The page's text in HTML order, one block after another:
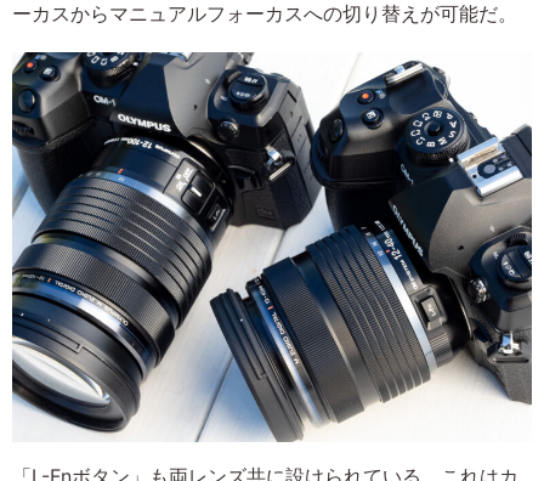
ーカスからマニュアルフォーカスへの切り替えが可能だ。
「L-Fnボタン」も両レンズ共に設けられている。これはカ